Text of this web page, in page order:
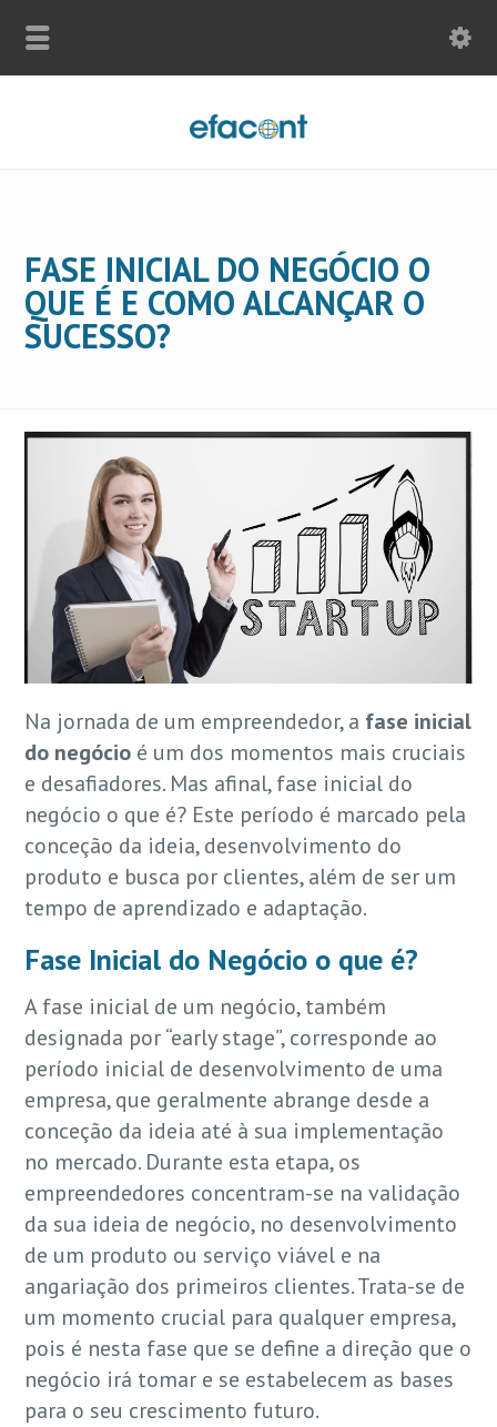
FASE INICIAL DO NEGÓCIO O
QUE É E COMO ALCANÇAR O
SUCESSO?
Na jornada de um empreendedor, a fase inicial
do negócio é um dos momentos mais cruciais
e desafiadores. Mas afinal, fase inicial do
negócio o que é? Este período é marcado pela
conceção da ideia, desenvolvimento do
produto e busca por clientes, além de ser um
tempo de aprendizado e adaptação.
Fase Inicial do Negócio o que é?
A fase inicial de um negócio, também
designada por “early stage”, corresponde ao
período inicial de desenvolvimento de uma
empresa, que geralmente abrange desde a
conceção da ideia até à sua implementação
no mercado. Durante esta etapa, os
empreendedores concentram-se na validação
da sua ideia de negócio, no desenvolvimento
de um produto ou serviço viável e na
angariação dos primeiros clientes. Trata-se de
um momento crucial para qualquer empresa,
pois é nesta fase que se define a direção que o
negócio irá tomar e se estabelecem as bases
para o seu crescimento futuro.